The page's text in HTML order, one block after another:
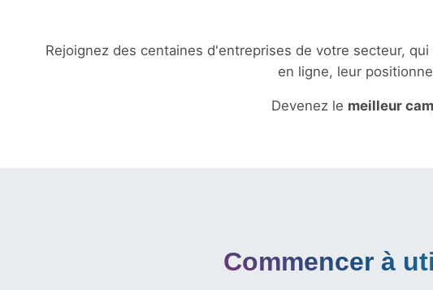
Rejoignez des centaines d'entreprises de votre secteur,
en ligne, leur
Devenez le meilleur
Commencer à